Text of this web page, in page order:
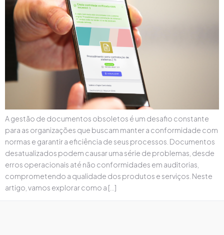
A gestão de documentos obsoletos é um desafio constante
para as organizações que buscam manter a conformidade com
normas e garantir a eficiência de seus processos. Documentos
desatualizados podem causar uma série de problemas, desde
erros operacionais até não conformidades em auditorias,
comprometendo a qualidade dos produtos e serviços. Neste
artigo, vamos explorar como a […]